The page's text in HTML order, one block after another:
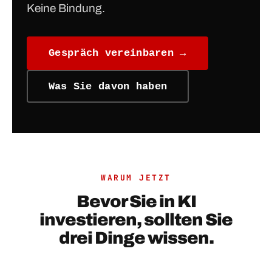
Keine Bindung.
Gespräch vereinbaren →
Was Sie davon haben
WARUM JETZT
Bevor Sie in KI
investieren, sollten Sie
drei Dinge wissen.